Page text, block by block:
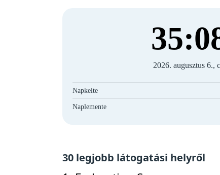
35:
2026. augusztus 6.,
Napkelte
Naplemente
30 legjobb látogatási helyről